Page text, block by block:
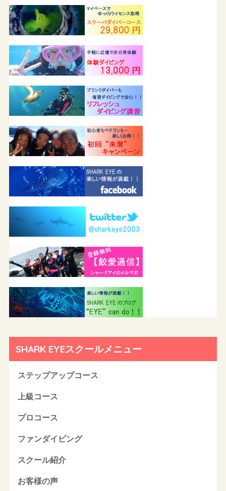
SHARK EYEスクールメニュー
ステップアップコース
上級コース
プロコース
ファンダイビング
スクール紹介
お客様の声